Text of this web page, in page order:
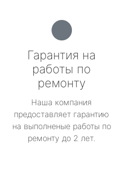
Гарантия на
работы по
ремонту
Наша компания
предоставляет гарантию
на выполненые работы по
ремонту до 2 лет.